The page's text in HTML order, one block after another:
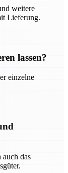
weitere
Lieferung.
lassen?
einzelne
auch das